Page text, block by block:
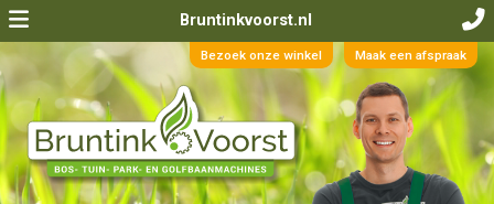
Bruntinkvoorst.nl
Bezoek onze winkel Maak een afspraak